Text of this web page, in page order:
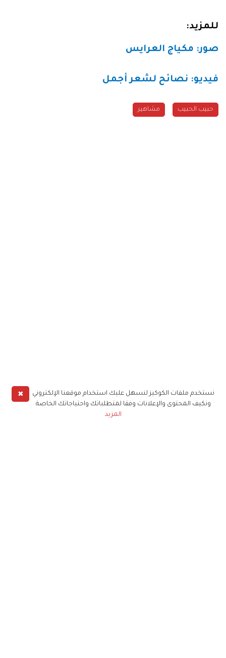
للمزيد:
صور: مكياج العرايس
فيديو: نصائح لشعر أجمل
حبيب الحبيب مشاهير
✖
نستخدم ملفات الكوكيز لنسهل عليك استخدام موقعنا الإلكتروني
ونكيف المحتوى والإعلانات وفقا لمتطلباتك واحتياجاتك الخاصة
المزيد